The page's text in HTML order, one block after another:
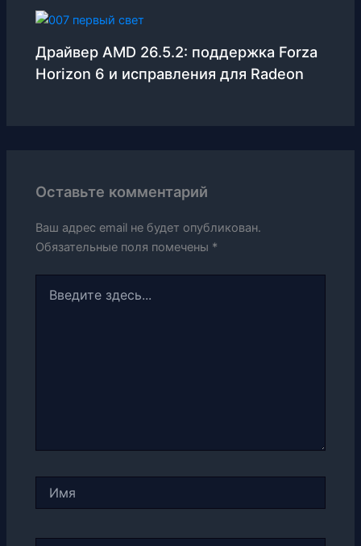
Драйвер AMD 26.5.2: поддержка Forza
Horizon 6 и исправления для Radeon
Оставьте комментарий
Ваш адрес email не будет опубликован.
Обязательные поля помечены *
здесь...